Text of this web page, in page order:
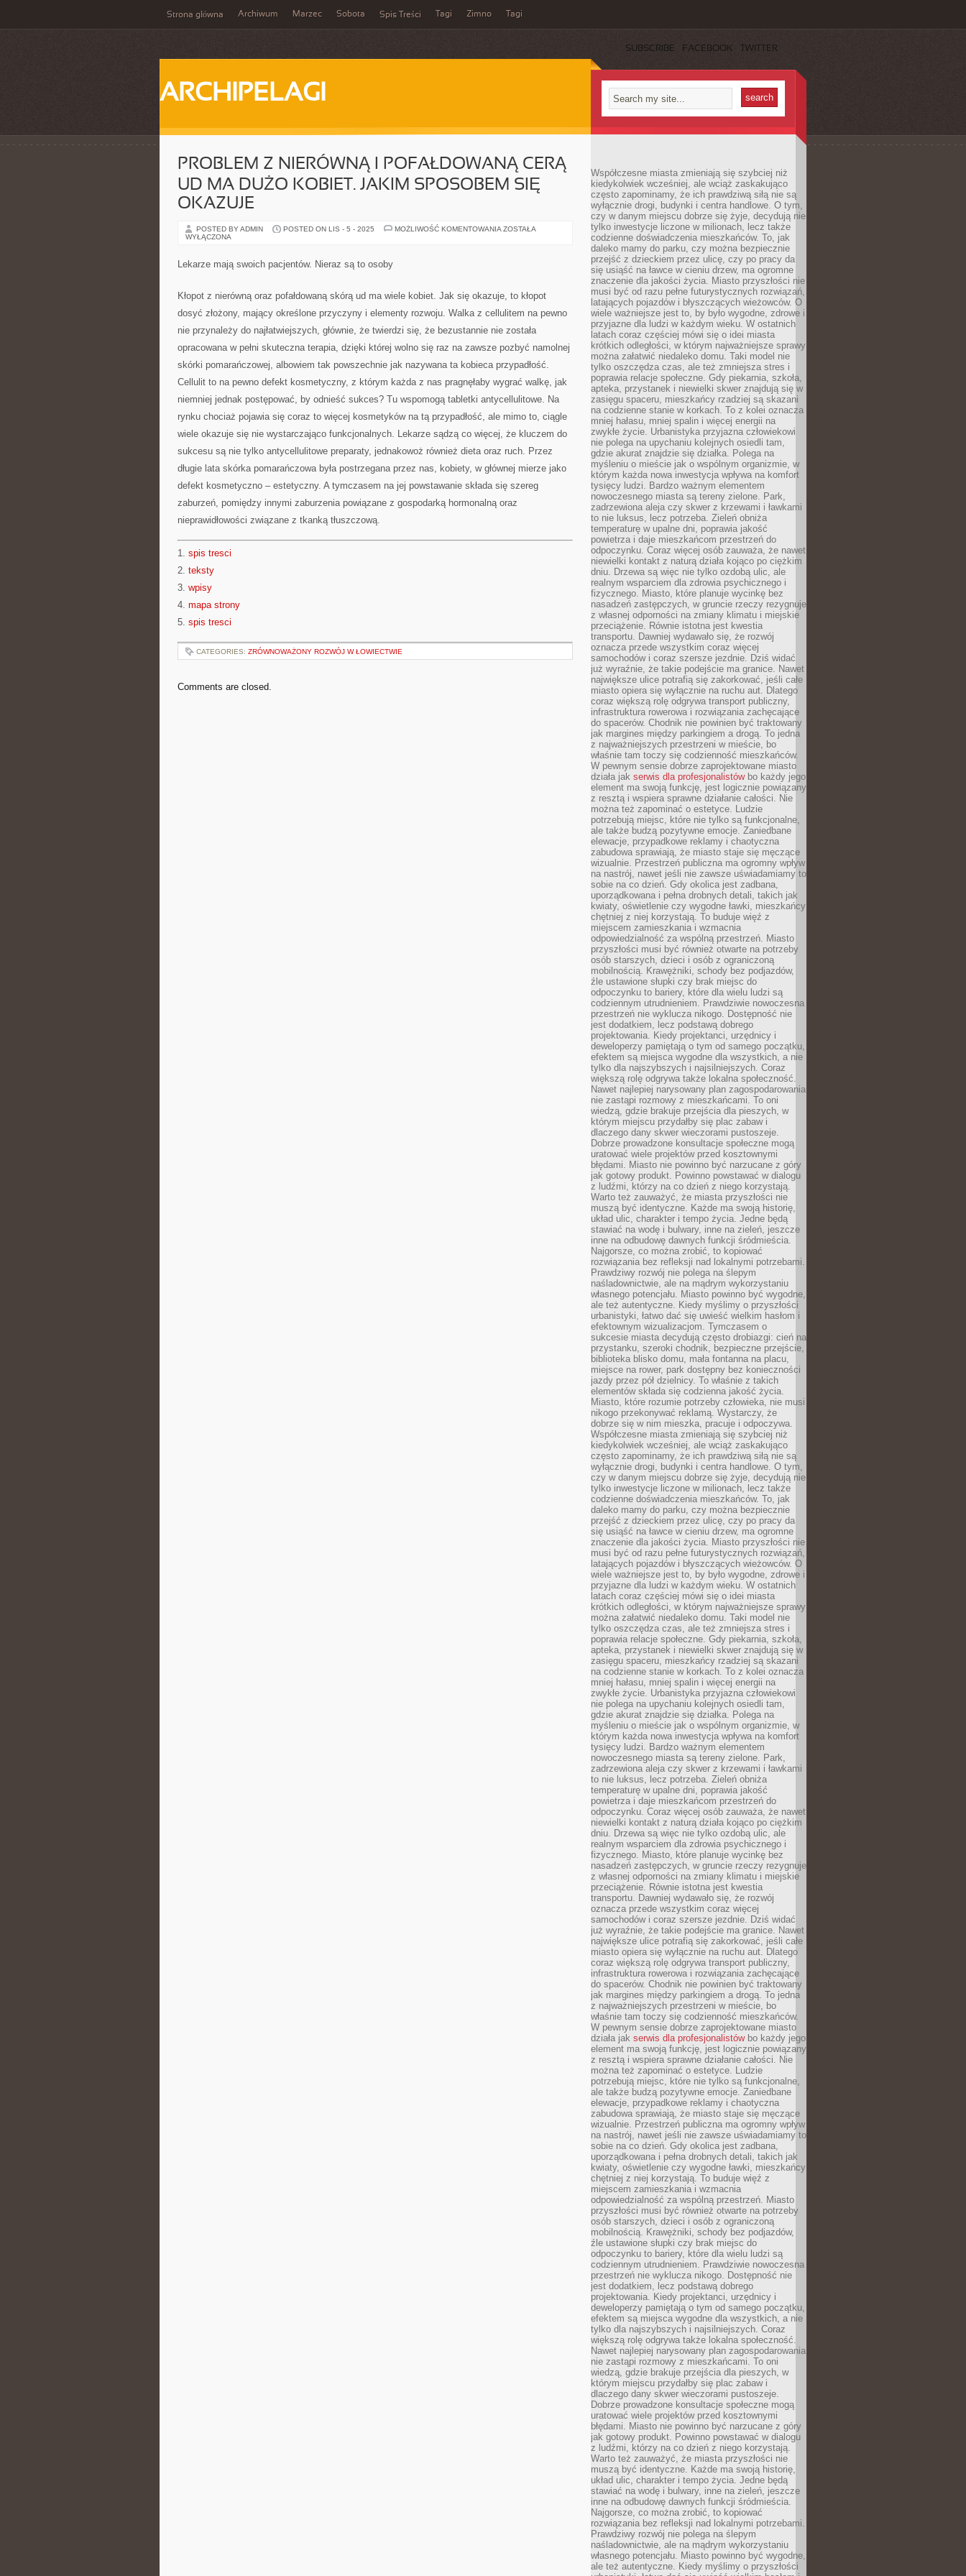
Strona główna Archiwum Marzec Sobota Spis Treści Tagi Zimno Tagi
SUBSCRIBE FACEBOOK TWITTER
ARCHIPELAGI
PROBLEM Z NIERÓWNĄ I POFAŁDOWANĄ CERĄ
UD MA DUŻO KOBIET. JAKIM SPOSOBEM SIĘ
OKAZUJE
POSTED BY ADMIN POSTED ON LIS - 5 - 2025 MOŻLIWOŚĆ KOMENTOWANIA PROBLEM
DUŻO
KOBIET.
SPOSOBEM
OKAZUJE
ZOSTAŁA
WYŁĄCZONA
Lekarze mają swoich pacjentów. Nieraz są to osoby
Kłopot z nierówną oraz pofałdowaną skórą ud ma wiele kobiet. Jak się okazuje, to kłopot
dosyć złożony, mający określone przyczyny i elementy rozwoju. Walka z cellulitem na pewno
nie przynależy do najłatwiejszych, głównie, że twierdzi się, że bezustannie nie została
opracowana w pełni skuteczna terapia, dzięki której wolno się raz na zawsze pozbyć namolnej
skórki pomarańczowej, albowiem tak powszechnie jak nazywana ta kobieca przypadłość.
Cellulit to na pewno defekt kosmetyczny, z którym każda z nas pragnęłaby wygrać walkę, jak
niemniej jednak postępować, by odnieść sukces? Tu wspomogą tabletki antycellulitowe. Na
rynku chociaż pojawia się coraz to więcej kosmetyków na tą przypadłość, ale mimo to, ciągle
wiele okazuje się nie wystarczająco funkcjonalnych. Lekarze sądzą co więcej, że kluczem do
sukcesu są nie tylko antycellulitowe preparaty, jednakowoż również dieta oraz ruch. Przez
długie lata skórka pomarańczowa była postrzegana przez nas, kobiety, w głównej mierze jako
defekt kosmetyczno – estetyczny. A tymczasem na jej powstawanie składa się szereg
zaburzeń, pomiędzy innymi zaburzenia powiązane z gospodarką hormonalną oraz
nieprawidłowości związane z tkanką tłuszczową.
1. spis tresci
2. teksty
3. wpisy
4. mapa strony
5. spis tresci
CATEGORIES: ZRÓWNOWAŻONY ROZWÓJ W ŁOWIECTWIE
Comments are closed.
Współczesne miasta zmieniają się szybciej niż
kiedykolwiek wcześniej, ale wciąż zaskakująco
często zapominamy, że ich prawdziwą siłą nie są
wyłącznie drogi, budynki i centra handlowe. O tym,
czy w danym miejscu dobrze się żyje, decydują nie
tylko inwestycje liczone w milionach, lecz także
codzienne doświadczenia mieszkańców. To, jak
daleko mamy do parku, czy można bezpiecznie
przejść z dzieckiem przez ulicę, czy po pracy da
się usiąść na ławce w cieniu drzew, ma ogromne
znaczenie dla jakości życia. Miasto przyszłości nie
musi być od razu pełne futurystycznych rozwiązań,
latających pojazdów i błyszczących wieżowców. O
wiele ważniejsze jest to, by było wygodne, zdrowe i
przyjazne dla ludzi w każdym wieku. W ostatnich
latach coraz częściej mówi się o idei miasta
krótkich odległości, w którym najważniejsze sprawy
można załatwić niedaleko domu. Taki model nie
tylko oszczędza czas, ale też zmniejsza stres i
poprawia relacje społeczne. Gdy piekarnia, szkoła,
apteka, przystanek i niewielki skwer znajdują się w
zasięgu spaceru, mieszkańcy rzadziej są skazani
na codzienne stanie w korkach. To z kolei oznacza
mniej hałasu, mniej spalin i więcej energii na
zwykłe życie. Urbanistyka przyjazna człowiekowi
nie polega na upychaniu kolejnych osiedli tam,
gdzie akurat znajdzie się działka. Polega na
myśleniu o mieście jak o wspólnym organizmie, w
którym każda nowa inwestycja wpływa na komfort
tysięcy ludzi. Bardzo ważnym elementem
nowoczesnego miasta są tereny zielone. Park,
zadrzewiona aleja czy skwer z krzewami i ławkami
to nie luksus, lecz potrzeba. Zieleń obniża
temperaturę w upalne dni, poprawia jakość
powietrza i daje mieszkańcom przestrzeń do
odpoczynku. Coraz więcej osób zauważa, że nawet
niewielki kontakt z naturą działa kojąco po ciężkim
dniu. Drzewa są więc nie tylko ozdobą ulic, ale
realnym wsparciem dla zdrowia psychicznego i
fizycznego. Miasto, które planuje wycinkę bez
nasadzeń zastępczych, w gruncie rzeczy rezygnuje
z własnej odporności na zmiany klimatu i miejskie
przeciążenie. Równie istotna jest kwestia
transportu. Dawniej wydawało się, że rozwój
oznacza przede wszystkim coraz więcej
samochodów i coraz szersze jezdnie. Dziś widać
już wyraźnie, że takie podejście ma granice. Nawet
największe ulice potrafią się zakorkować, jeśli całe
miasto opiera się wyłącznie na ruchu aut. Dlatego
coraz większą rolę odgrywa transport publiczny,
infrastruktura rowerowa i rozwiązania zachęcające
do spacerów. Chodnik nie powinien być traktowany
jak margines między parkingiem a drogą. To jedna
z najważniejszych przestrzeni w mieście, bo
właśnie tam toczy się codzienność mieszkańców.
W pewnym sensie dobrze zaprojektowane miasto
działa jak serwis dla profesjonalistówbo każdy jego
element ma swoją funkcję, jest logicznie powiązany
z resztą i wspiera sprawne działanie całości. Nie
można też zapominać o estetyce. Ludzie
potrzebują miejsc, które nie tylko są funkcjonalne,
ale także budzą pozytywne emocje. Zaniedbane
elewacje, przypadkowe reklamy i chaotyczna
zabudowa sprawiają, że miasto staje się męczące
wizualnie. Przestrzeń publiczna ma ogromny wpływ
na nastrój, nawet jeśli nie zawsze uświadamiamy to
sobie na co dzień. Gdy okolica jest zadbana,
uporządkowana i pełna drobnych detali, takich jak
kwiaty, oświetlenie czy wygodne ławki, mieszkańcy
chętniej z niej korzystają. To buduje więź z
miejscem zamieszkania i wzmacnia
odpowiedzialność za wspólną przestrzeń. Miasto
przyszłości musi być również otwarte na potrzeby
osób starszych, dzieci i osób z ograniczoną
mobilnością. Krawężniki, schody bez podjazdów,
źle ustawione słupki czy brak miejsc do
odpoczynku to bariery, które dla wielu ludzi są
codziennym utrudnieniem. Prawdziwie nowoczesna
przestrzeń nie wyklucza nikogo. Dostępność nie
jest dodatkiem, lecz podstawą dobrego
projektowania. Kiedy projektanci, urzędnicy i
deweloperzy pamiętają o tym od samego początku,
efektem są miejsca wygodne dla wszystkich, a nie
tylko dla najszybszych i najsilniejszych. Coraz
większą rolę odgrywa także lokalna społeczność.
Nawet najlepiej narysowany plan zagospodarowania
nie zastąpi rozmowy z mieszkańcami. To oni
wiedzą, gdzie brakuje przejścia dla pieszych, w
którym miejscu przydałby się plac zabaw i
dlaczego dany skwer wieczorami pustoszeje.
Dobrze prowadzone konsultacje społeczne mogą
uratować wiele projektów przed kosztownymi
błędami. Miasto nie powinno być narzucane z góry
jak gotowy produkt. Powinno powstawać w dialogu
z ludźmi, którzy na co dzień z niego korzystają.
Warto też zauważyć, że miasta przyszłości nie
muszą być identyczne. Każde ma swoją historię,
układ ulic, charakter i tempo życia. Jedne będą
stawiać na wodę i bulwary, inne na zieleń, jeszcze
inne na odbudowę dawnych funkcji śródmieścia.
Najgorsze, co można zrobić, to kopiować
rozwiązania bez refleksji nad lokalnymi potrzebami.
Prawdziwy rozwój nie polega na ślepym
naśladownictwie, ale na mądrym wykorzystaniu
własnego potencjału. Miasto powinno być wygodne,
ale też autentyczne. Kiedy myślimy o przyszłości
urbanistyki, łatwo dać się uwieść wielkim hasłom i
efektownym wizualizacjom. Tymczasem o
sukcesie miasta decydują często drobiazgi: cień na
przystanku, szeroki chodnik, bezpieczne przejście,
biblioteka blisko domu, mała fontanna na placu,
miejsce na rower, park dostępny bez konieczności
jazdy przez pół dzielnicy. To właśnie z takich
elementów składa się codzienna jakość życia.
Miasto, które rozumie potrzeby człowieka, nie musi
nikogo przekonywać reklamą. Wystarczy, że
dobrze się w nim mieszka, pracuje i odpoczywa.
Współczesne miasta zmieniają się szybciej niż
kiedykolwiek wcześniej, ale wciąż zaskakująco
często zapominamy, że ich prawdziwą siłą nie są
wyłącznie drogi, budynki i centra handlowe. O tym,
czy w danym miejscu dobrze się żyje, decydują nie
tylko inwestycje liczone w milionach, lecz także
codzienne doświadczenia mieszkańców. To, jak
daleko mamy do parku, czy można bezpiecznie
przejść z dzieckiem przez ulicę, czy po pracy da
się usiąść na ławce w cieniu drzew, ma ogromne
znaczenie dla jakości życia. Miasto przyszłości nie
musi być od razu pełne futurystycznych rozwiązań,
latających pojazdów i błyszczących wieżowców. O
wiele ważniejsze jest to, by było wygodne, zdrowe i
przyjazne dla ludzi w każdym wieku. W ostatnich
latach coraz częściej mówi się o idei miasta
krótkich odległości, w którym najważniejsze sprawy
można załatwić niedaleko domu. Taki model nie
tylko oszczędza czas, ale też zmniejsza stres i
poprawia relacje społeczne. Gdy piekarnia, szkoła,
apteka, przystanek i niewielki skwer znajdują się w
zasięgu spaceru, mieszkańcy rzadziej są skazani
na codzienne stanie w korkach. To z kolei oznacza
mniej hałasu, mniej spalin i więcej energii na
zwykłe życie. Urbanistyka przyjazna człowiekowi
nie polega na upychaniu kolejnych osiedli tam,
gdzie akurat znajdzie się działka. Polega na
myśleniu o mieście jak o wspólnym organizmie, w
którym każda nowa inwestycja wpływa na komfort
tysięcy ludzi. Bardzo ważnym elementem
nowoczesnego miasta są tereny zielone. Park,
zadrzewiona aleja czy skwer z krzewami i ławkami
to nie luksus, lecz potrzeba. Zieleń obniża
temperaturę w upalne dni, poprawia jakość
powietrza i daje mieszkańcom przestrzeń do
odpoczynku. Coraz więcej osób zauważa, że nawet
niewielki kontakt z naturą działa kojąco po ciężkim
dniu. Drzewa są więc nie tylko ozdobą ulic, ale
realnym wsparciem dla zdrowia psychicznego i
fizycznego. Miasto, które planuje wycinkę bez
nasadzeń zastępczych, w gruncie rzeczy rezygnuje
z własnej odporności na zmiany klimatu i miejskie
przeciążenie. Równie istotna jest kwestia
transportu. Dawniej wydawało się, że rozwój
oznacza przede wszystkim coraz więcej
samochodów i coraz szersze jezdnie. Dziś widać
już wyraźnie, że takie podejście ma granice. Nawet
największe ulice potrafią się zakorkować, jeśli całe
miasto opiera się wyłącznie na ruchu aut. Dlatego
coraz większą rolę odgrywa transport publiczny,
infrastruktura rowerowa i rozwiązania zachęcające
do spacerów. Chodnik nie powinien być traktowany
jak margines między parkingiem a drogą. To jedna
z najważniejszych przestrzeni w mieście, bo
właśnie tam toczy się codzienność mieszkańców.
W pewnym sensie dobrze zaprojektowane miasto
działa jak serwis dla profesjonalistówbo każdy jego
element ma swoją funkcję, jest logicznie powiązany
z resztą i wspiera sprawne działanie całości. Nie
można też zapominać o estetyce. Ludzie
potrzebują miejsc, które nie tylko są funkcjonalne,
ale także budzą pozytywne emocje. Zaniedbane
elewacje, przypadkowe reklamy i chaotyczna
zabudowa sprawiają, że miasto staje się męczące
wizualnie. Przestrzeń publiczna ma ogromny wpływ
na nastrój, nawet jeśli nie zawsze uświadamiamy to
sobie na co dzień. Gdy okolica jest zadbana,
uporządkowana i pełna drobnych detali, takich jak
kwiaty, oświetlenie czy wygodne ławki, mieszkańcy
chętniej z niej korzystają. To buduje więź z
miejscem zamieszkania i wzmacnia
odpowiedzialność za wspólną przestrzeń. Miasto
przyszłości musi być również otwarte na potrzeby
osób starszych, dzieci i osób z ograniczoną
mobilnością. Krawężniki, schody bez podjazdów,
źle ustawione słupki czy brak miejsc do
odpoczynku to bariery, które dla wielu ludzi są
codziennym utrudnieniem. Prawdziwie nowoczesna
przestrzeń nie wyklucza nikogo. Dostępność nie
jest dodatkiem, lecz podstawą dobrego
projektowania. Kiedy projektanci, urzędnicy i
deweloperzy pamiętają o tym od samego początku,
efektem są miejsca wygodne dla wszystkich, a nie
tylko dla najszybszych i najsilniejszych. Coraz
większą rolę odgrywa także lokalna społeczność.
Nawet najlepiej narysowany plan zagospodarowania
nie zastąpi rozmowy z mieszkańcami. To oni
wiedzą, gdzie brakuje przejścia dla pieszych, w
którym miejscu przydałby się plac zabaw i
dlaczego dany skwer wieczorami pustoszeje.
Dobrze prowadzone konsultacje społeczne mogą
uratować wiele projektów przed kosztownymi
błędami. Miasto nie powinno być narzucane z góry
jak gotowy produkt. Powinno powstawać w dialogu
z ludźmi, którzy na co dzień z niego korzystają.
Warto też zauważyć, że miasta przyszłości nie
muszą być identyczne. Każde ma swoją historię,
układ ulic, charakter i tempo życia. Jedne będą
stawiać na wodę i bulwary, inne na zieleń, jeszcze
inne na odbudowę dawnych funkcji śródmieścia.
Najgorsze, co można zrobić, to kopiować
rozwiązania bez refleksji nad lokalnymi potrzebami.
Prawdziwy rozwój nie polega na ślepym
naśladownictwie, ale na mądrym wykorzystaniu
własnego potencjału. Miasto powinno być wygodne,
ale też autentyczne. Kiedy myślimy o przyszłości